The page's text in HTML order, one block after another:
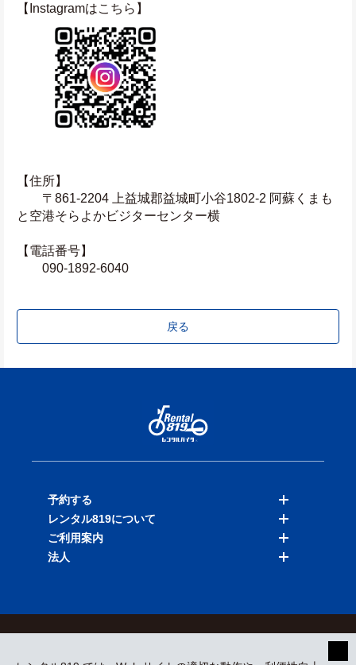
【Instagramはこちら】
【住所】
〒861-2204 上益城郡益城町小谷1802-2 阿蘇くまも
と空港そらよかビジターセンター横
【電話番号】
090-1892-6040
戻る
予約する
バイクを探す
店舗を探す
レンタル819について
料金表
ご利用案内
法人